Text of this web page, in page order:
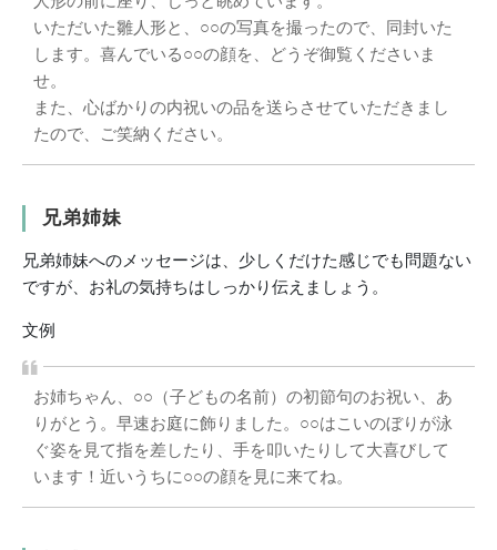
いただいた雛人形と、○○の写真を撮ったので、同封いた
します。喜んでいる○○の顔を、どうぞ御覧くださいま
せ。
また、心ばかりの内祝いの品を送らさせていただきまし
たので、ご笑納ください。
兄弟姉妹
兄弟姉妹へのメッセージは、少しくだけた感じでも問題ない
ですが、お礼の気持ちはしっかり伝えましょう。
文例
お姉ちゃん、○○（子どもの名前）の初節句のお祝い、あ
りがとう。早速お庭に飾りました。○○はこいのぼりが泳
ぐ姿を見て指を差したり、手を叩いたりして大喜びして
います！近いうちに○○の顔を見に来てね。